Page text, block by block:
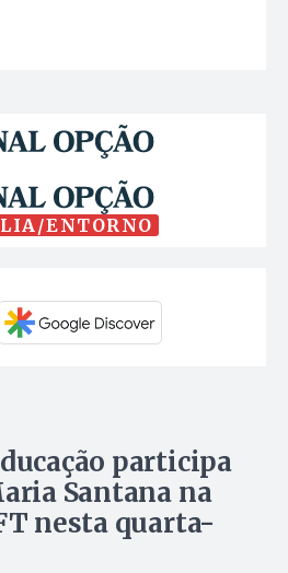
ENTORNO
participa
Santana na
nesta quarta-